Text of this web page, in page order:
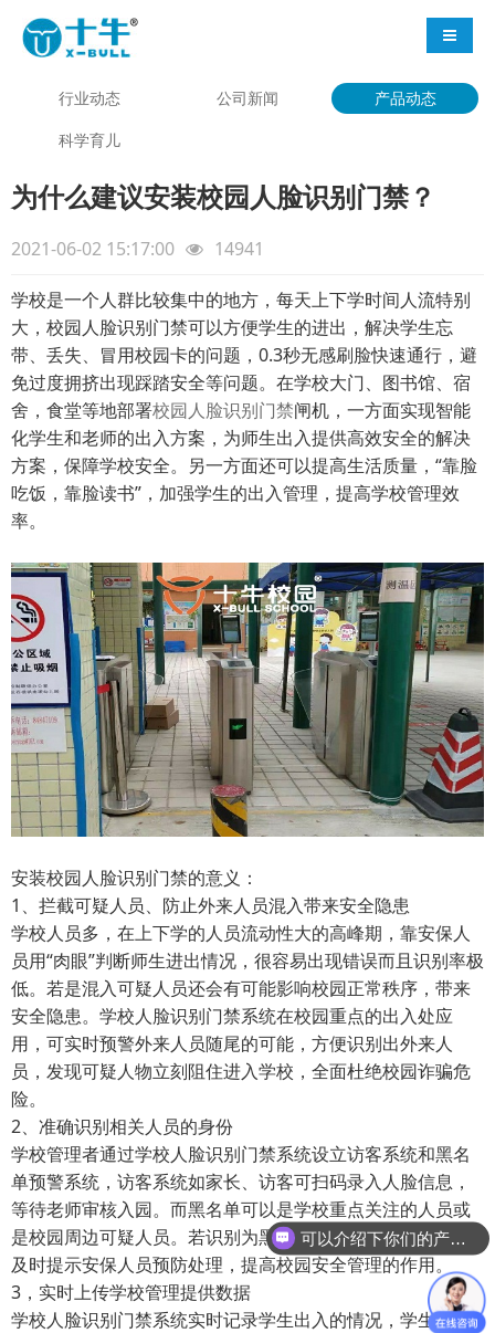
导航切
行业动态 公司新闻
产品动态
科学育儿
为什么建议安装校园人脸识别门禁？
2021-06-02 15:17:00 14941
学校是一个人群比较集中的地方，每天上下学时间人流特别
大，校园人脸识别门禁可以方便学生的进出，解决学生忘
带、丢失、冒用校园卡的问题，0.3秒无感刷脸快速通行，避
免过度拥挤出现踩踏安全等问题。在学校大门、图书馆、宿
舍，食堂等地部署校园人脸识别门禁闸机，一方面实现智能
化学生和老师的出入方案，为师生出入提供高效安全的解决
方案，保障学校安全。另一方面还可以提高生活质量，“靠脸
吃饭，靠脸读书”，加强学生的出入管理，提高学校管理效
率。
安装校园人脸识别门禁的意义：
1、拦截可疑人员、防止外来人员混入带来安全隐患
学校人员多，在上下学的人员流动性大的高峰期，靠安保人
员用“肉眼”判断师生进出情况，很容易出现错误而且识别率极
低。若是混入可疑人员还会有可能影响校园正常秩序，带来
安全隐患。学校人脸识别门禁系统在校园重点的出入处应
用，可实时预警外来人员随尾的可能，方便识别出外来人
员，发现可疑人物立刻阻住进入学校，全面杜绝校园诈骗危
险。
2、准确识别相关人员的身份
学校管理者通过学校人脸识别门禁系统设立访客系统和黑名
单预警系统，访客系统如家长、访客可扫码录入人脸信息，
等待老师审核入园。而黑名单可以是学校重点关注的人员或
是校园周边可疑人员。若识别为黑名单人员，可实时预警，
及时提示安保人员预防处理，提高校园安全管理的作用。
3，实时上传学校管理提供数据
学校人脸识别门禁系统实时记录学生出入的情况，学生们刷
可以介绍下你们的产品么
可以发我产品方案和项目资料吗